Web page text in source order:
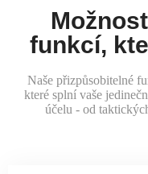
funkcí,
Naše přizpůsobitelné
které splní vaše
účelu - od